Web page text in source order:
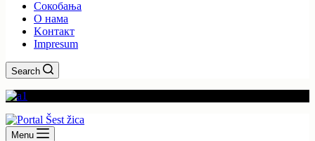
Сокобања
O нама
Kонтакт
Impresum
Search
Menu